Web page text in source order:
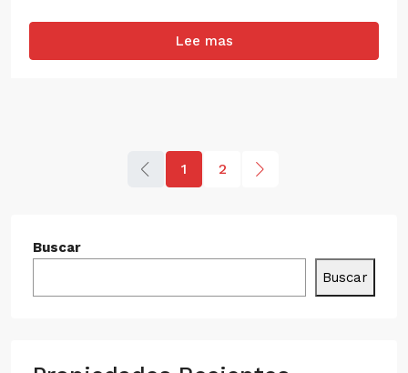
Lee mas
1 2
Buscar
Buscar